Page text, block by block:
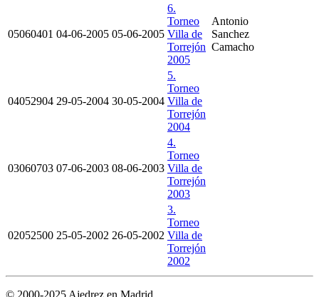
05060401 04-06-2005 05-06-2005
6.
Torneo
Villa de
Torrejón
2005
Antonio
Sanchez
Camacho
04052904 29-05-2004 30-05-2004
5.
Torneo
Villa de
Torrejón
2004
03060703 07-06-2003 08-06-2003
4.
Torneo
Villa de
Torrejón
2003
02052500 25-05-2002 26-05-2002
3.
Torneo
Villa de
Torrejón
2002